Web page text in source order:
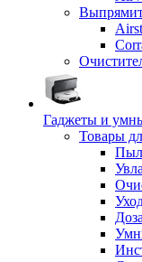
Гаджеты и
Товары